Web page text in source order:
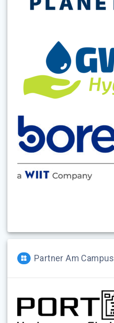
Partner Am Campus